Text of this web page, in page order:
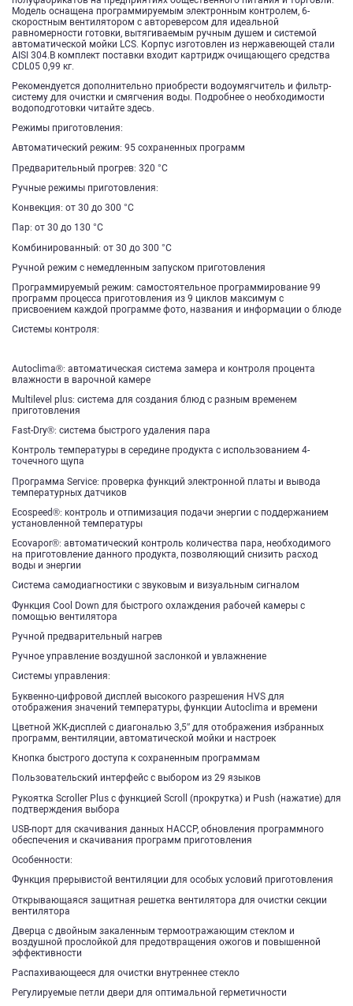
Модель оснащена программируемым электронным контролем, 6-
скоростным вентилятором с автореверсом для идеальной
равномерности готовки, вытягиваемым ручным душем и системой
автоматической мойки LCS. Корпус изготовлен из нержавеющей стали
AISI 304.В комплект поставки входит картридж очищающего средства
CDL05 0,99 кг.
Рекомендуется дополнительно приобрести водоумягчитель и фильтр-
систему для очистки и смягчения воды. Подробнее о необходимости
водоподготовки читайте здесь.
Режимы приготовления:
Автоматический режим: 95 сохраненных программ
Предварительный прогрев: 320 °C
Ручные режимы приготовления:
Конвекция: от 30 до 300 °C
Пар: от 30 до 130 °C
Комбинированный: от 30 до 300 °C
Ручной режим с немедленным запуском приготовления
Программируемый режим: самостоятельное программирование 99
программ процесса приготовления из 9 циклов максимум с
присвоением каждой программе фото, названия и информации о блюде
Системы контроля:
Autoclima®: автоматическая система замера и контроля процента
влажности в варочной камере
Multilevel plus: система для создания блюд с разным временем
приготовления
Fast-Dry®: система быстрого удаления пара
Контроль температуры в середине продукта с использованием 4-
точечного щупа
Программа Service: проверка функций электронной платы и вывода
температурных датчиков
Ecospeed®: контроль и отпимизация подачи энергии с поддержанием
установленной температуры
Ecovapor®: автоматический контроль количества пара, необходимого
на приготовление данного продукта, позволяющий снизить расход
воды и энергии
Система самодиагностики с звуковым и визуальным сигналом
Функция Cool Down для быстрого охлаждения рабочей камеры с
помощью вентилятора
Ручной предварительный нагрев
Ручное управление воздушной заслонкой и увлажнение
Системы управления:
Буквенно-цифровой дисплей высокого разрешения HVS для
отображения значений температуры, функции Autoclima и времени
Цветной ЖК-дисплей с диагональю 3,5″ для отображения избранных
программ, вентиляции, автоматической мойки и настроек
Кнопка быстрого доступа к сохраненным программам
Пользовательский интерфейс с выбором из 29 языков
Рукоятка Scroller Plus с функцией Scroll (прокрутка) и Push (нажатие) для
подтверждения выбора
USB-порт для скачивания данных HACCP, обновления программного
обеспечения и скачивания программ приготовления
Особенности:
Функция прерывистой вентиляции для особых условий приготовления
Открывающаяся защитная решетка вентилятора для очистки секции
вентилятора
Дверца с двойным закаленным термоотражающим стеклом и
воздушной прослойкой для предотвращения ожогов и повышенной
эффективности
Распахивающееся для очистки внутреннее стекло
Регулируемые петли двери для оптимальной герметичности